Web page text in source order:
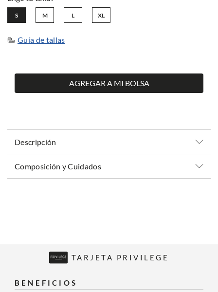
L
M
S XL
Guía de tallas
AGREGAR A MI BOLSA
Descripción
Composición y Cuidados
TARJETA PRIVILEGE
BENEFICIOS